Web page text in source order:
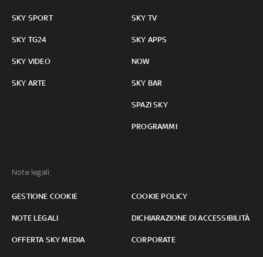
SKY SPORT
SKY TG24
SKY VIDEO
SKY ARTE
SKY TV
SKY APPS
NOW
SKY BAR
SPAZI SKY
PROGRAMMI
Note legali:
GESTIONE COOKIE COOKIE POLICY
NOTE LEGALI DICHIARAZIONE DI ACCESSIBILITÀ
OFFERTA SKY MEDIA CORPORATE